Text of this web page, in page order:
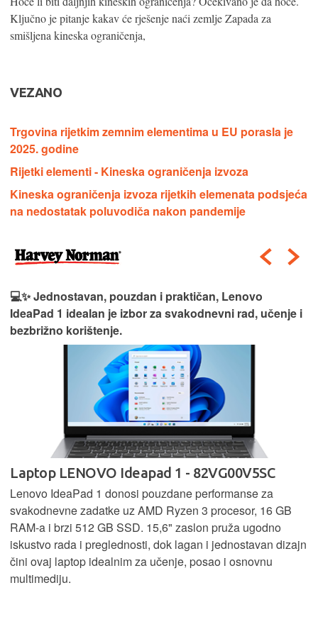
Ključno je pitanje kakav će rješenje naći zemlje Zapada za
smišljena kineska ograničenja,
VEZANO
Trgovina rijetkim zemnim elementima u EU porasla je
2025. godine
Rijetki elementi - Kineska ograničenja izvoza
Kineska ograničenja izvoza rijetkih elemenata podsjeća
na nedostatak poluvodiča nakon pandemije
💻✨ Jednostavan, pouzdan i praktičan, Lenovo
IdeaPad 1 idealan je izbor za svakodnevni rad, učenje i
bezbrižno korištenje.
Laptop LENOVO Ideapad 1 - 82VG00V5SC
Lenovo IdeaPad 1 donosi pouzdane performanse za
svakodnevne zadatke uz AMD Ryzen 3 procesor, 16 GB
RAM-a i brzi 512 GB SSD. 15,6" zaslon pruža ugodno
iskustvo rada i preglednosti, dok lagan i jednostavan dizajn
čini ovaj laptop idealnim za učenje, posao i osnovnu
multimediju.